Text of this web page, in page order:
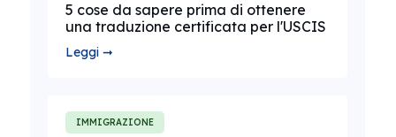
5 cose da sapere prima di ottenere
una traduzione certificata per l'USCIS
Leggi ➞
IMMIGRAZIONE